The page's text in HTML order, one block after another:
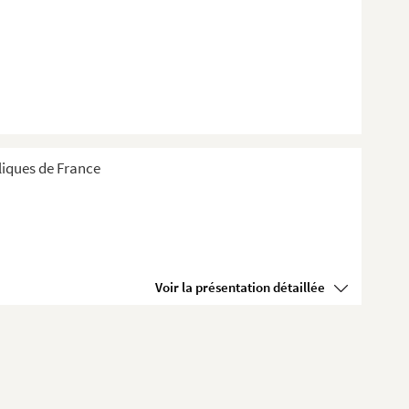
de France
Voir la présentation détaillée